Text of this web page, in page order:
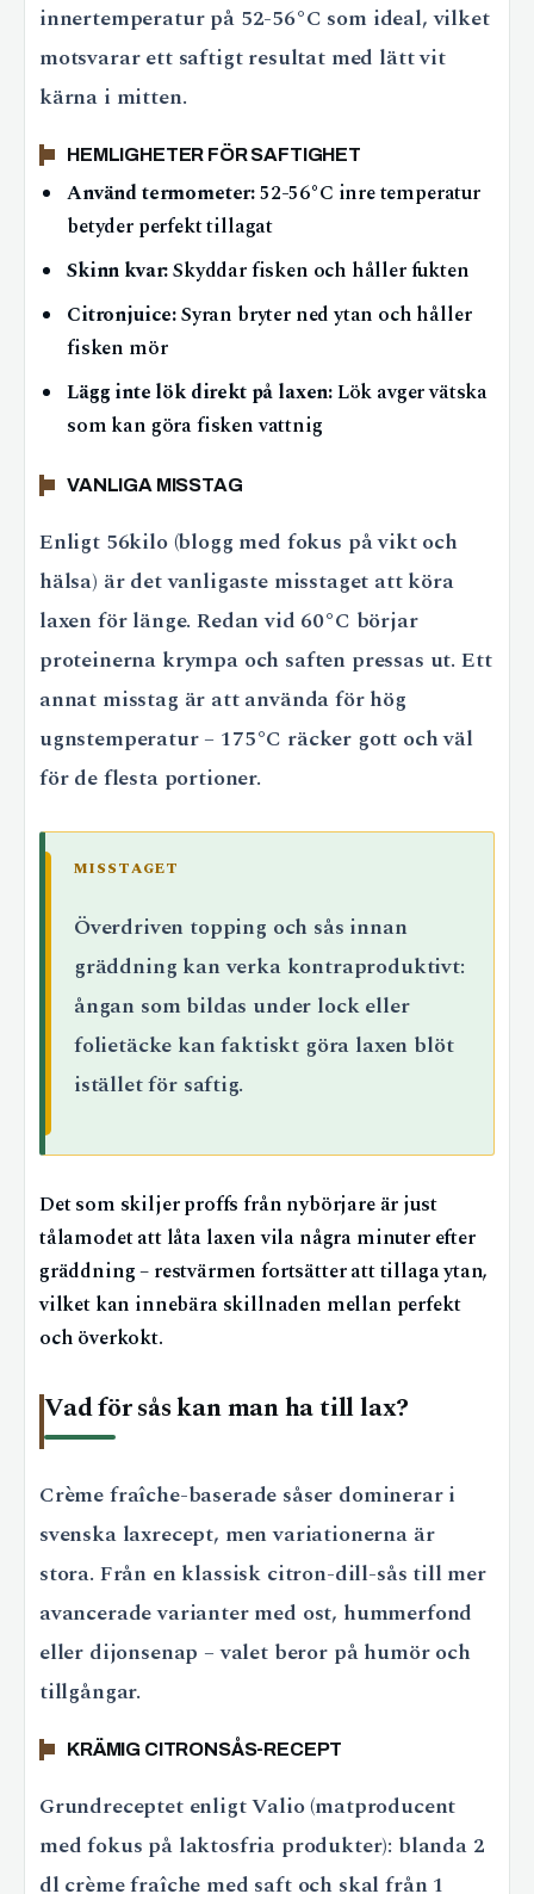
innertemperatur på 52-56°C som ideal, vilket
motsvarar ett saftigt resultat med lätt vit
kärna i mitten.
HEMLIGHETER FÖR SAFTIGHET
Använd termometer:52-56°C inre temperatur
betyder perfekt tillagat
Skinn kvar:Skyddar fisken och håller fukten
Citronjuice:Syran bryter ned ytan och håller
fisken mör
Lägg inte lök direkt på laxen:Lök avger vätska
som kan göra fisken vattnig
VANLIGA MISSTAG
Enligt 56kilo (blogg med fokus på vikt och
hälsa) är det vanligaste misstaget att köra
laxen för länge. Redan vid 60°C börjar
proteinerna krympa och saften pressas ut. Ett
annat misstag är att använda för hög
ugnstemperatur – 175°C räcker gott och väl
för de flesta portioner.
MISSTAGET
Överdriven topping och sås innan
gräddning kan verka kontraproduktivt:
ångan som bildas under lock eller
folietäcke kan faktiskt göra laxen blöt
istället för saftig.
Det som skiljer proffs från nybörjare är just
tålamodet att låta laxen vila några minuter efter
gräddning – restvärmen fortsätter att tillaga ytan,
vilket kan innebära skillnaden mellan perfekt
och överkokt.
Vad för sås kan man ha till lax?
Crème fraîche-baserade såser dominerar i
svenska laxrecept, men variationerna är
stora. Från en klassisk citron-dill-sås till mer
avancerade varianter med ost, hummerfond
eller dijonsenap – valet beror på humör och
tillgångar.
KRÄMIG CITRONSÅS-RECEPT
Grundreceptet enligt Valio (matproducent
med fokus på laktosfria produkter): blanda 2
dl crème fraîche med saft och skal från 1